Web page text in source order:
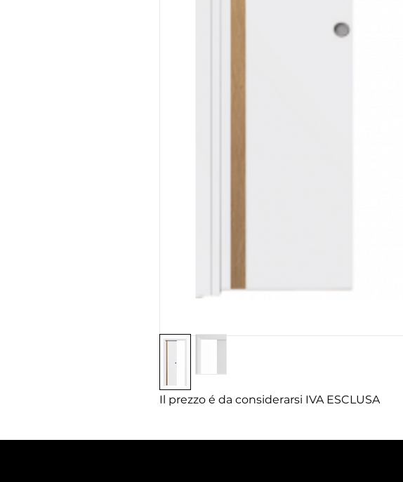
Il prezzo é da considerarsi IVA ESCLUSA